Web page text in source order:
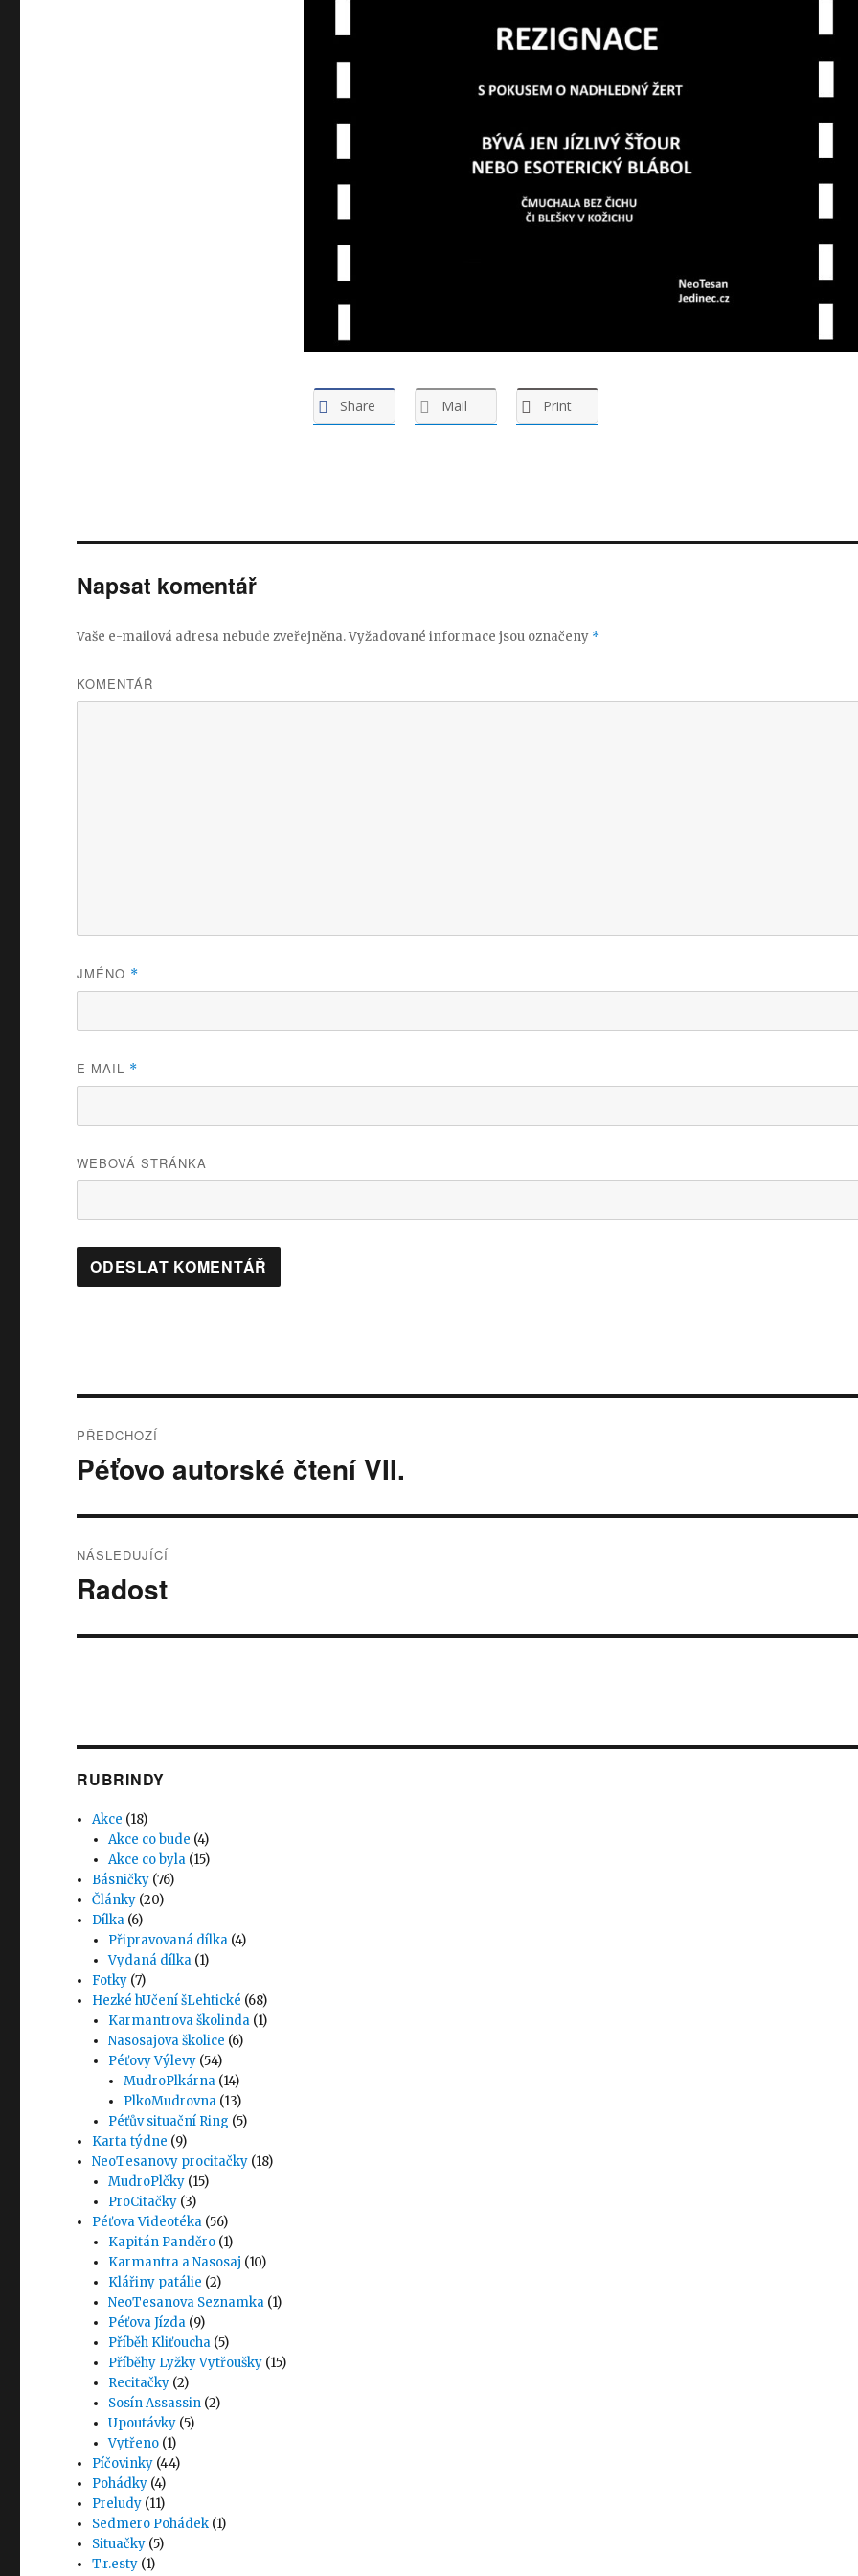
Share Mail Print
Napsat komentář
Vaše e-mailová adresa nebude zveřejněna.Vyžadované informace jsou označeny *
KOMENTÁŘ
JMÉNO *
E-MAIL *
WEBOVÁ STRÁNKA
pro
PŘEDCHOZÍ
Předchozí
Péťovo autorské čtení VII.
NÁSLEDUJÍCÍ
Následující
Radost
RUBRINDY
Akce (18)
Akce co bude (4)
Akce co byla(15)
Básničky (76)
Články (20)
Dílka (6)
Připravovaná dílka(4)
Vydaná dílka(1)
Fotky (7)
Hezké hUčení šLehtické (68)
Karmantrova školinda(1)
Nasosajova školice (6)
Péťovy Výlevy(54)
MudroPlkárna(14)
PlkoMudrovna(13)
Péťův situační Ring (5)
Karta týdne (9)
NeoTesanovy procitačky (18)
MudroPlčky(15)
ProCitačky(3)
Péťova Videotéka (56)
Kapitán Panděro(1)
Karmantra a Nasosaj (10)
Klářiny patálie (2)
NeoTesanova Seznamka(1)
Péťova Jízda(9)
Příběh Kliťoucha(5)
Příběhy Lyžky Vytřoušky(15)
Recitačky(2)
Sosín Assassin(2)
Upoutávky(5)
Vytřeno(1)
Píčovinky (44)
Pohádky (4)
Preludy (11)
Sedmero Pohádek (1)
Situačky (5)
T.r.esty (1)